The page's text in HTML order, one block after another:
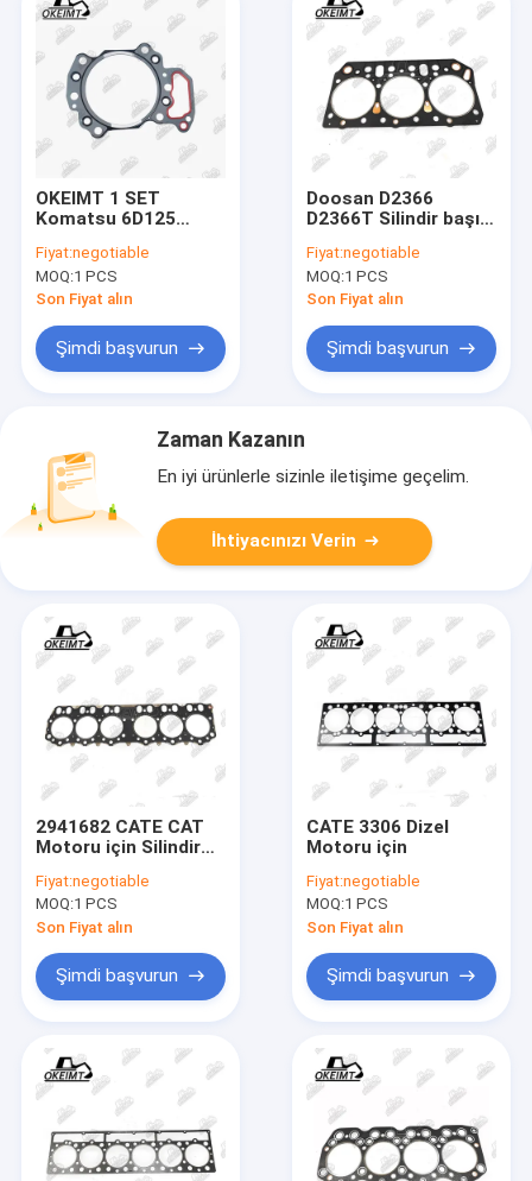
OKEIMT 1 SET
Komatsu 6D125
parçaları için baş
gazeti 6150-17-1813
Fiyat:negotiable
MOQ:1 PCS
Son Fiyat alın
Şimdi başvurun
Doosan D2366
D2366T Silindir başı
65.03901-0051
Asbest
Fiyat:negotiable
MOQ:1 PCS
Son Fiyat alın
Şimdi başvurun
Zaman Kazanın
En iyi ürünlerle sizinle iletişime geçelim.
İhtiyacınızı Verin
2941682 CATE CAT
Motoru için Silindir
Fiyat:negotiable
MOQ:1 PCS
Son Fiyat alın
Şimdi başvurun
CATE 3306 Dizel
Motoru için
Fiyat:negotiable
MOQ:1 PCS
Son Fiyat alın
Şimdi başvurun